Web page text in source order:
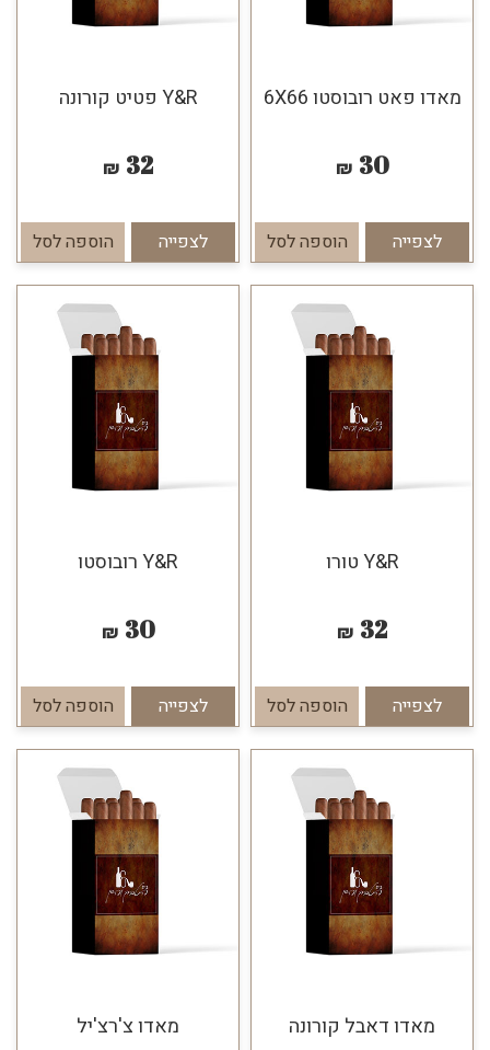
מאדו פאט רובוסטו 6X66
30
₪
לצפייה הוספה לסל
Y&R פטיט קורונה
32
₪
לצפייה הוספה לסל
Y&R טורו
32
₪
לצפייה הוספה לסל
Y&R רובוסטו
30
₪
לצפייה הוספה לסל
מאדו דאבל קורונה מאדו צ'רצ'יל